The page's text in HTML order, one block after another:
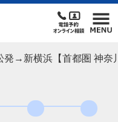
発→新横浜【首都圏 神奈